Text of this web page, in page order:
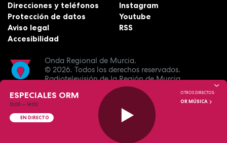
Onda Regional de Murcia.
© 2026. Todos los derechos reservados.
Radiotelevisión de la Región de Murcia.
Direcciones y teléfonos
Protección de datos
Aviso legal
Accesibilidad
Instagram
Youtube
RSS
ESPECIALES ORM
13:00—14:00
EN DIRECTO
OTROS DIRECTOS:
OR MÚSICA